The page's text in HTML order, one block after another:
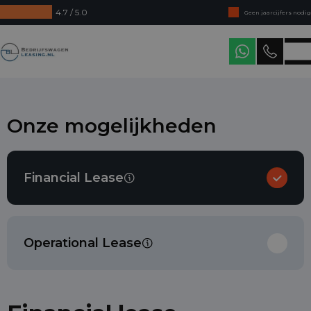
4.7 / 5.0
Direct uit voorraad leverbaar
Levering in heel Nederland
Onze mogelijkheden
Financial Lease
Operational Lease